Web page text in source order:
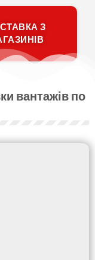
З
вантажів по